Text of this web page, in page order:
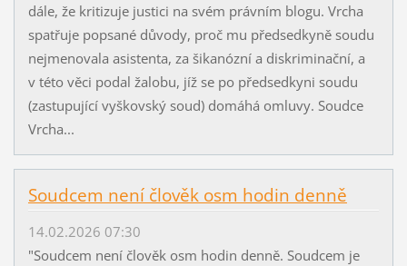
dále, že kritizuje justici na svém právním blogu. Vrcha
spatřuje popsané důvody, proč mu předsedkyně soudu
nejmenovala asistenta, za šikanózní a diskriminační, a
v této věci podal žalobu, jíž se po předsedkyni soudu
(zastupující vyškovský soud) domáhá omluvy. Soudce
Vrcha...
Soudcem není člověk osm hodin denně
14.02.2026 07:30
"Soudcem není člověk osm hodin denně. Soudcem je